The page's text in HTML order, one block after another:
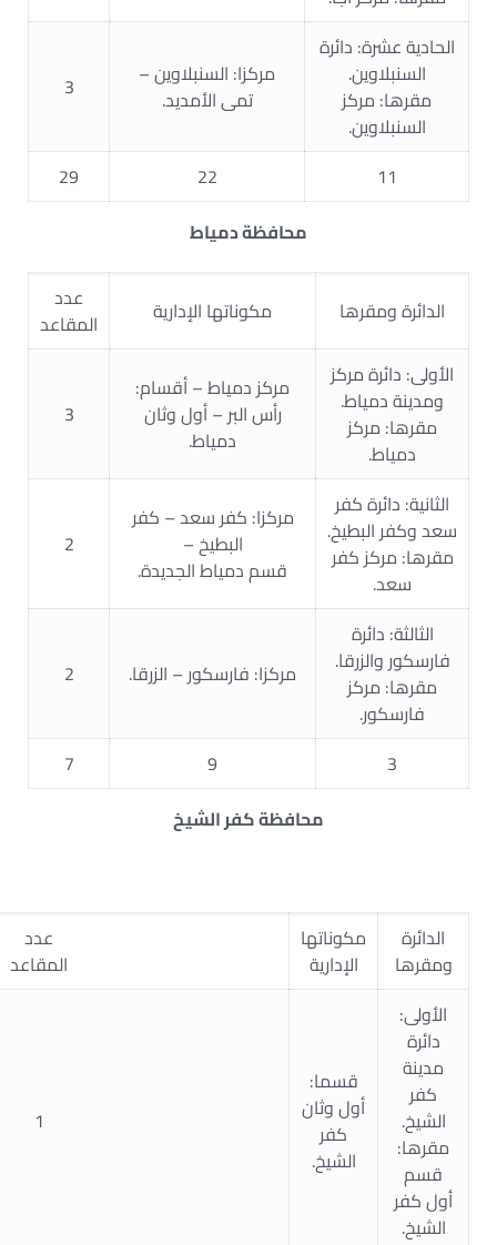
الحادية عشرة: دائرة
السنبلاوين.
مقرها: مركز
السنبلاوين.
مركزا: السنبلاوين –
تمى الأمديد.
3
11
22
29
محافظة دمياط
الدائرة ومقرها مكوناتها الإدارية
عدد
المقاعد
الأولى: دائرة مركز
ومدينة دمياط.
مقرها: مركز
دمياط.
مركز دمياط – أقسام:
رأس البر – أول وثان
دمياط.
3
الثانية: دائرة كفر
سعد وكفر البطيخ.
مقرها: مركز كفر
سعد.
مركزا: كفر سعد – كفر
البطيخ –
قسم دمياط الجديدة.
2
الثالثة: دائرة
فارسكور والزرقا.
مقرها: مركز
فارسكور.
مركزا: فارسكور – الزرقا. 2
3
9
7
محافظة كفر الشيخ
الدائرة
ومقرها
مكوناتها
الإدارية
عدد
المقاعد
الأولى:
دائرة
مدينة
كفر
الشيخ.
مقرها:
قسم
أول كفر
الشيخ.
قسما:
أول وثان
كفر
الشيخ.
1